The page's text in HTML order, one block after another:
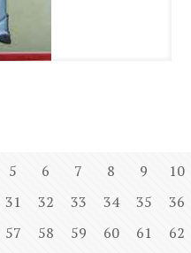
5 6 7 8 9 10
31 32 33 34 35 36
57 58 59 60 61 62